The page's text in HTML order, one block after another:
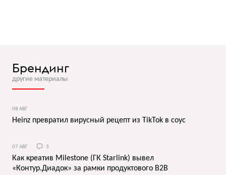
Брендинг
другие материалы
08 АВГ
Heinz превратил вирусный рецепт из TikTok в соус
07 АВГ 3
Как креатив Milestone (ГК Starlink) вывел
«Контур.Диадок» за рамки продуктового B2B